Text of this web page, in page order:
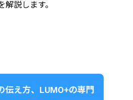
説します。
伝え方、LUMO+の専門